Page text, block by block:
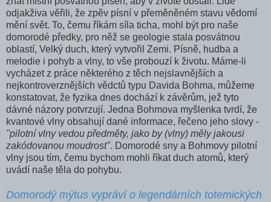
odjakživa věřili, že zpěv písní v přeměněném stavu vědomí
mění svět. To, čemu říkám síla ticha, mohl být pro naše
domorodé předky, pro něž se geologie stala posvátnou
oblastí, Velký duch, který vytvořil Zemi. Písně, hudba a
melodie i pohyb a vlny, to vše pro­bouzí k životu. Máme-li
vycházet z práce některého z těch nejslavnějších a
nejkontroverznějších vědctů typu Davida Bohma, můžeme
konstatovat, že fyzika dnes dochází k zá­věrům, jež tyto
dávné názory potvrzují. Jedna Bohmova myšlenka tvrdí, že
kvantové vlny ob­sahují dané informace, řečeno jeho slovy -
"pilotní vlny vedou předměty, jako by (vlny) měly jakousi
zakódovanou moudrost". Domorodé sny a Bohmovy pilotní
vlny jsou tím, čemu bychom mohli říkat duch atomů, který
uvádí naše těla do pohybu.
Domorodý mýtus vypráví o legendárních totemic­kých